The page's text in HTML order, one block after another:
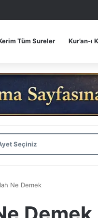
Tüm Sureler Kur’an-ı
Ne Demek